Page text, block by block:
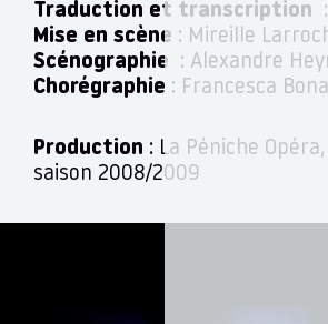
Traduction et transcription
Mise en scène : Mireille
Scénographie
: Alexandre
Chorégraphie : Francesca
Production : La Péniche Opéra,
saison 2008/2009